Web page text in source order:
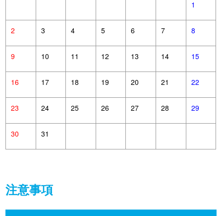
1
2 3 4 5 6 7 8
9 10 11 12 13 14 15
16 17 18 19 20 21 22
23 24 25 26 27 28 29
30 31
注意事項